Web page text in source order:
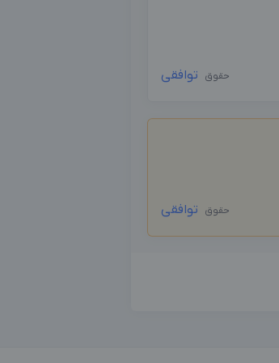
حقوق توافقی
حقوق توافقی